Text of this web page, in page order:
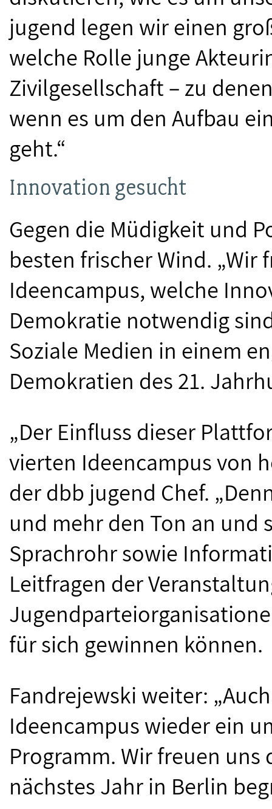
jugend legen wir einen
welche Rolle junge
Zivilgesellschaft – zu
wenn es um den Aufbau
geht.“
Innovation gesucht
Gegen die Müdigkeit und
besten frischer Wind. „Wir
Ideencampus, welche
Demokratie notwendig
Soziale Medien in einem
Demokratien des 21.
„Der Einfluss dieser
vierten Ideencampus von
der dbb jugend Chef.
und mehr den Ton an und
Sprachrohr sowie
Leitfragen der
für sich gewinnen können.
Fandrejewski weiter:
Ideencampus wieder ein
Programm. Wir freuen
nächstes Jahr in Berlin